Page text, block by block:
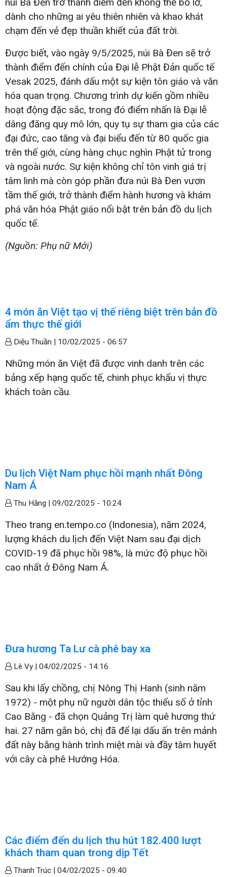
dành cho những ai yêu thiên nhiên và khao khát
chạm đến vẻ đẹp thuần khiết của đất trời.
Được biết, vào ngày 9/5/2025, núi Bà Đen sẽ trở
thành điểm đến chính của Đại lễ Phật Đản quốc tế
Vesak 2025, đánh dấu một sự kiện tôn giáo và văn
hóa quan trọng. Chương trình dự kiến gồm nhiều
hoạt động đặc sắc, trong đó điểm nhấn là Đại lễ
dâng đăng quy mô lớn, quy tụ sự tham gia của các
đại đức, cao tăng và đại biểu đến từ 80 quốc gia
trên thế giới, cùng hàng chục nghìn Phật tử trong
và ngoài nước. Sự kiện không chỉ tôn vinh giá trị
tâm linh mà còn góp phần đưa núi Bà Đen vươn
tầm thế giới, trở thành điểm hành hương và khám
phá văn hóa Phật giáo nổi bật trên bản đồ du lịch
quốc tế.
(Nguồn: Phụ nữ Mới)
4 món ăn Việt tạo vị thế riêng biệt trên bản đồ
ẩm thực thế giới
Diệu Thuần | 10/02/2025 - 06:57
Những món ăn Việt đã được vinh danh trên các
bảng xếp hạng quốc tế, chinh phục khẩu vị thực
khách toàn cầu.
Du lịch Việt Nam phục hồi mạnh nhất Đông
Nam Á
Thu Hằng | 09/02/2025 - 10:24
Theo trang en.tempo.co (Indonesia), năm 2024,
lượng khách du lịch đến Việt Nam sau đại dịch
COVID-19 đã phục hồi 98%, là mức độ phục hồi
cao nhất ở Đông Nam Á.
Đưa hương Ta Lư cà phê bay xa
Lê Vy | 04/02/2025 - 14:16
Sau khi lấy chồng, chị Nông Thị Hanh (sinh năm
1972) - một phụ nữ người dân tộc thiểu số ở tỉnh
Cao Bằng - đã chọn Quảng Trị làm quê hương thứ
hai. 27 năm gắn bó, chị đã để lại dấu ấn trên mảnh
đất này bằng hành trình miệt mài và đầy tâm huyết
với cây cà phê Hướng Hóa.
Các điểm đến du lịch thu hút 182.400 lượt
khách tham quan trong dịp Tết
Thanh Trúc | 04/02/2025 - 09:40